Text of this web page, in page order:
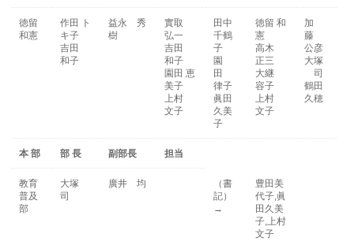
徳留
和憲
作田 ト
キ子
吉田
和子
益永 秀
樹
實取
弘一
吉田
和子
園田 恵
美子
上村
文子
田中
千鶴
子
園
田
律子
眞田
久美
子
徳留 和
憲
高木
正三
大継
容子
上村
文子
加
藤
公彦
大塚
司
鶴田
久穂
本 部 部 長 副部長 担当
教育
普及
部
大塚
司
廣井 均
（書
記）
→
豊田美
代子,眞
田久美
子,上村
文子